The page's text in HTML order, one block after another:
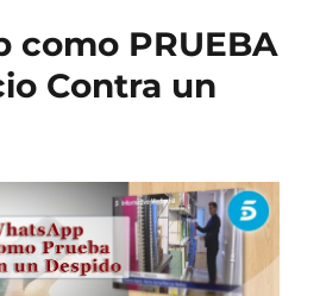
como PRUEBA
Contra un